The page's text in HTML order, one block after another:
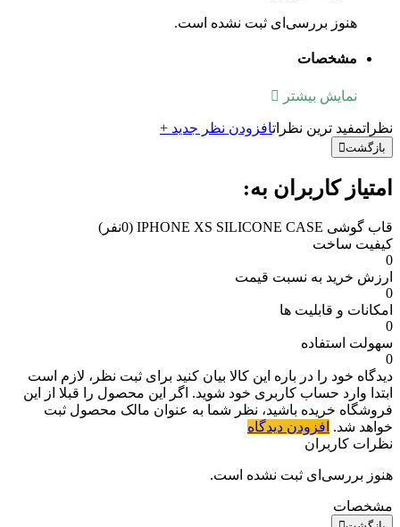
هنوز بررسی‌ای ثبت نشده است.
مشخصات
نمایش بیشتر
نظراتمفید ترین نظراتافزودن نظر جدید +
بازگشت
امتیاز کاربران به:
قاب گوشی IPHONE XS SILICONE CASE
(0نفر)
کیفیت ساخت
0
ارزش خرید به نسبت قیمت
0
امکانات و قابلیت ها
0
سهولت استفاده
0
دیدگاه خود را در باره این کالا بیان کنید برای ثبت نظر، لازم است
ابتدا وارد حساب کاربری خود شوید. اگر این محصول را قبلا از این
فروشگاه خریده باشید، نظر شما به عنوان مالک محصول ثبت
خواهد شد. افزودن دیدگاه
نظرات کاربران
هنوز بررسی‌ای ثبت نشده است.
مشخصات